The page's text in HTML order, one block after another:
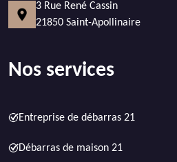
3 Rue René Cassin
21850 Saint-Apollinaire
Nos services
Entreprise de débarras 21
Débarras de maison 21